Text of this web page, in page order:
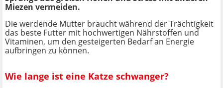
Miezen vermeiden.
Die werdende Mutter braucht während der Trächtigkeit
das beste Futter mit hochwertigen Nährstoffen und
Vitaminen, um den gesteigerten Bedarf an Energie
aufbringen zu können.
Wie lange ist eine Katze schwanger?